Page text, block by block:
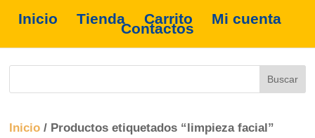
Inicio Tienda Carrito Mi cuenta
Contactos
Inicio / Productos etiquetados “limpieza facial”